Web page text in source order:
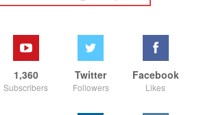
Facebook
Likes
Twitter
Followers
1,360
Subscribers